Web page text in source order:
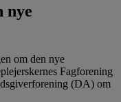
nye
om den nye
Fagforening
(DA) om